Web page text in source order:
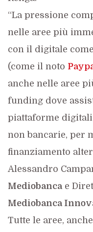
“La pressione
nelle aree più
con il digitale
(come il noto
anche nelle aree
funding dove
piattaforme
non bancarie, per
finanziamento
Alessandro
Mediobancae
Mediobanca
Tutte le aree,